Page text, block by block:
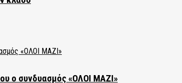
ο συνδυασμός «ΟΛΟΙ ΜΑΖΙ»